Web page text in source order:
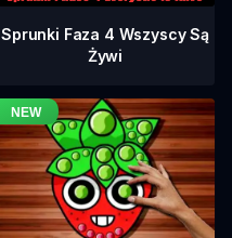
Sprunki Faza 4 Wszyscy Są
Żywi